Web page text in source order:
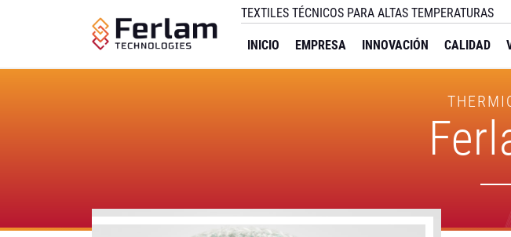
TEXTILES TÉCNICOS PARA ALTAS TEMPERATURAS
INICIO EMPRESA INNOVACIÓN CALIDAD